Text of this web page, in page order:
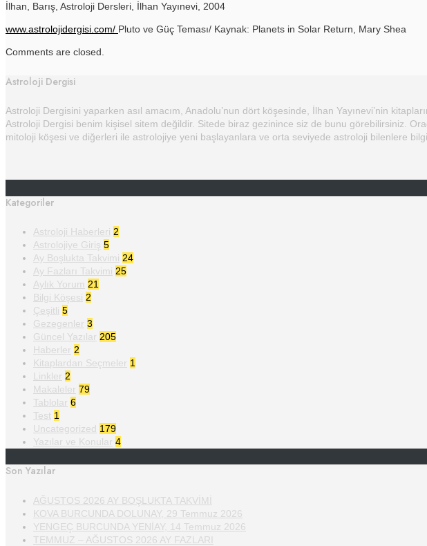
İlhan, Barış, Astroloji Dersleri, İlhan Yayınevi, 2004
www.astrolojidergisi.com/ Pluto ve Güç Teması/ Kaynak: Planets in Solar Return, Mary Shea
Comments are closed.
Astroloji Dergisi
Astroloji Dergisini yaparken asıl amacım, Anadolu’nun dört köşesinde, İlhan Yayınevi’nin
Astroloji Dergisi benim kişisel sitem değildir. Sitede biraz gezinince siz de bunu görebilirsiniz.
mitoloji köşesi ve diğerleri ile astrolojiye yeni başlayanlara ve orta seviyede astroloji bilenlere bilgi
Kategoriler
Astroloji Haberleri 2
Astrolojiye Giriş 5
Ay Boşlukta Takvimi 24
Ay Fazları Takvimi 25
Aylık Yorum 21
Bilgi Köşesi 2
Çeşitli 5
Gezegenler 3
Güncel Yazılar 205
Haberler 2
Kitaplardan Seçmeler 1
Linkler 2
Makaleler 79
Tablolar 6
Test 1
Uncategorized 179
Yazılar ve Konular 4
Son Yazılar
AĞUSTOS 2026 AY BOŞLUKTA TAKVİMİ
KOVA BURCUNDA DOLUNAY, 29 Temmuz 2026
YENGEÇ BURCUNDA YENİAY, 14 Temmuz 2026
TEMMUZ – AĞUSTOS 2026 AY FAZLARI